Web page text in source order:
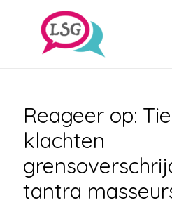
Reageer op:
klachten
tantra